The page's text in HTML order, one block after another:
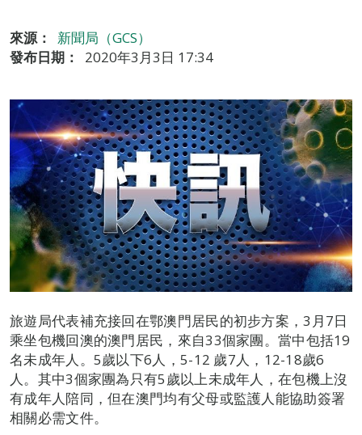
來源：
新聞局（GCS）
發布日期：
2020年3月3日 17:34
旅遊局代表補充接回在鄂澳門居民的初步方案，3月7日
乘坐包機回澳的澳門居民，來自33個家團。當中包括19
名未成年人。5歲以下6人，5-12 歲7人，12-18歲6
人。其中3個家團為只有5歲以上未成年人，在包機上沒
有成年人陪同，但在澳門均有父母或監護人能協助簽署
相關必需文件。